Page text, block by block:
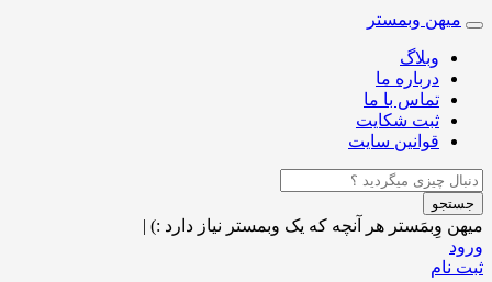
Toggle
navigation
میهن وبمستر
وبلاگ
درباره ما
تماس با ما
ثبت شکایت
قوانین سایت
جستجو
میهن وِبمَستر هر آنچه که یک وبمستر نیاز دارد :) |
ورود
ثبت نام